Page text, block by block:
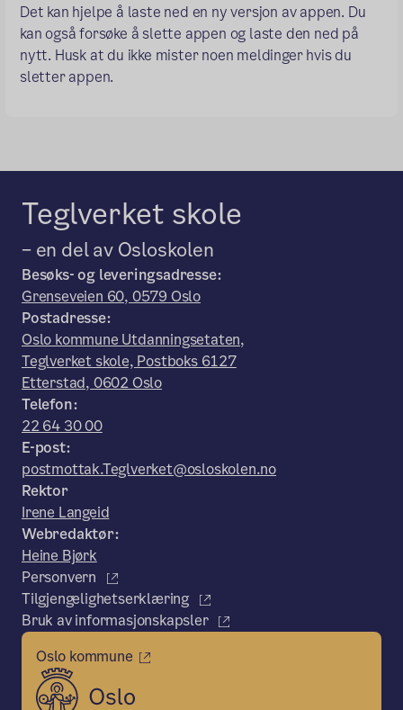
Det kan hjelpe å laste ned en ny versjon av appen. Du
kan også forsøke å slette appen og laste den ned på
nytt. Husk at du ikke mister noen meldinger hvis du
sletter appen.
Teglverket skole
– en del av Osloskolen
Besøks- og leveringsadresse:
Grenseveien 60, 0579 Oslo
Postadresse:
Oslo kommune Utdanningsetaten,
Teglverket skole, Postboks 6127
Etterstad, 0602 Oslo
Telefon:
22 64 30 00
E-post:
postmottak.Teglverket@osloskolen.no
Rektor
Irene Langeid
Webredaktør:
Heine Bjørk
Personvern
Tilgjengelighetserklæring
Bruk av informasjonskapsler
Oslo kommune